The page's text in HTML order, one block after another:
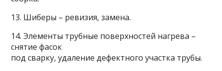
13. Шиберы – ревизия, замена.
14. Элементы трубные поверхностей нагрева –
снятие фасок
под сварку, удаление дефектного участка трубы.